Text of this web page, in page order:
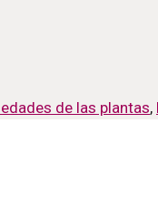
de las plantas,